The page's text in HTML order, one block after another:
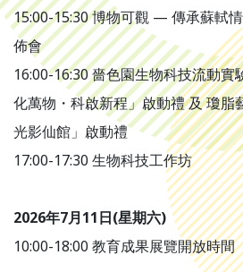
15:00-15:30 博物可觀 — 傳承蘇軾
佈會
16:00-16:30 嗇色園生物科技流動實
化萬物・科啟新程」啟動禮 及 瓊脂
光影仙館」啟動禮
17:00-17:30 生物科技工作坊
2026年7月11日(星期六)
10:00-18:00 教育成果展覽開放時間